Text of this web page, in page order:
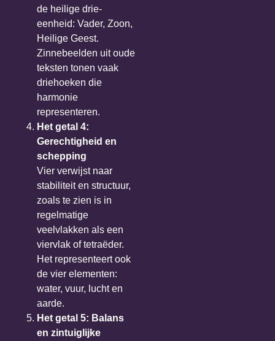
de heilige drie-
eenheid: Vader, Zoon,
Heilige Geest.
Zinnebeelden uit oude
teksten tonen vaak
driehoeken die
harmonie
representeren.
Het getal 4:
Gerechtigheid en
schepping
Vier verwijst naar
stabiliteit en structuur,
zoals te zien is in
regelmatige
veelvlakken als een
viervlak of tetraëder.
Het representeert ook
de vier elementen:
water, vuur, lucht en
aarde.
Het getal 5: Balans
en zintuiglijke